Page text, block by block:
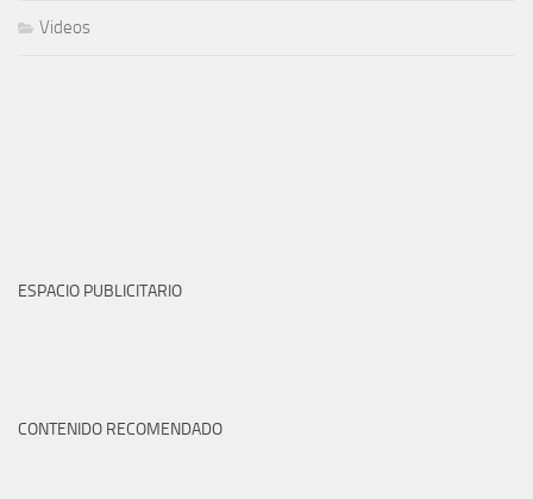
Videos
ESPACIO PUBLICITARIO
CONTENIDO RECOMENDADO